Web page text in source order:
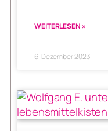
WEITERLESEN »
6. Dezember 2023